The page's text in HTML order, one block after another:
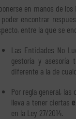
en manos de
encontrar
entre la que se
Las Entidades No
gestoría y asesoría
diferente a la de
Por regla general,
lleva a tener ciertas
en la Ley 27/2014.